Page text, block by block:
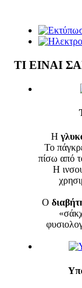
ΤΙ ΕΙΝΑΙ
Η
Το
πίσω από
Η
Ο